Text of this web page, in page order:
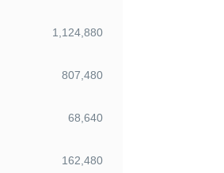
1,124,880
807,480
68,640
162,480